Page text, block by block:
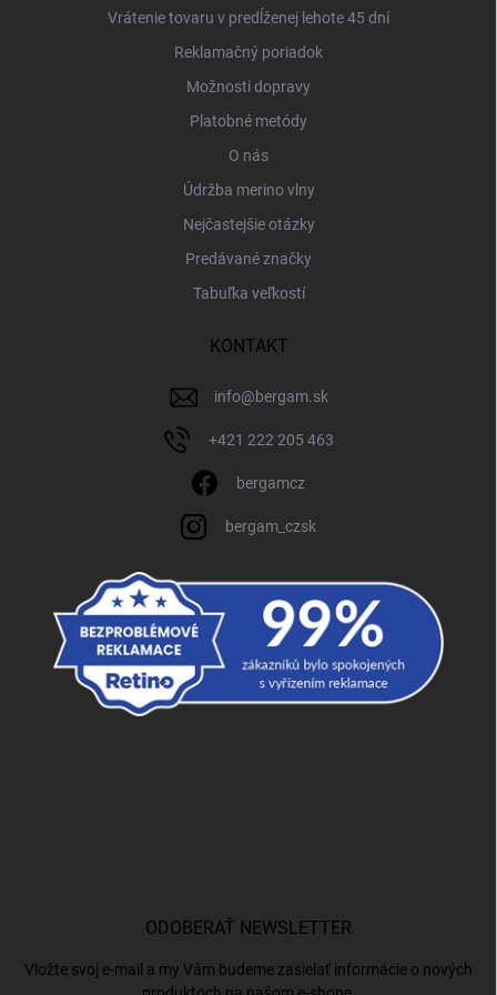
Vrátenie tovaru v predĺženej lehote 45 dní
Reklamačný poriadok
Možnosti dopravy
Platobné metódy
O nás
Údržba merino vlny
Nejčastejšie otázky
Predávané značky
Tabuľka veľkostí
KONTAKT
info@bergam.sk
+421 222 205 463
bergamcz
bergam_czsk
ODOBERAŤ NEWSLETTER
Vložte svoj e-mail a my Vám budeme zasielať informácie o nových